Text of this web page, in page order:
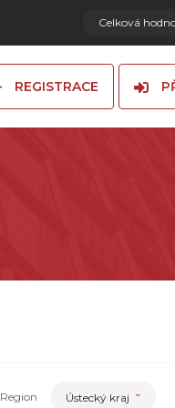
Celková
REGISTRACE
Region Ústecký kraj